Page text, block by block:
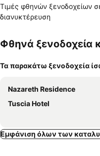
Τιμές φθηνών ξενοδοχείων
διανυκτέρευση
Φθηνά ξενοδοχεία
Τα παρακάτω ξενοδοχεία
Nazareth Residence
Tuscia Hotel
Εμφάνιση όλων των